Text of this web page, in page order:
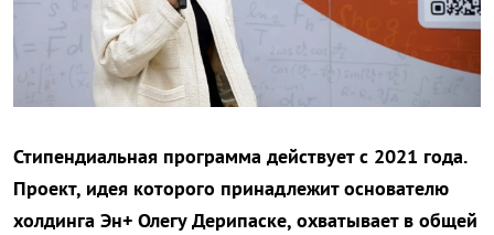
Стипендиальная программа действует с 2021 года.
Проект, идея которого принадлежит основателю
холдинга Эн+ Олегу Дерипаске, охватывает в общей